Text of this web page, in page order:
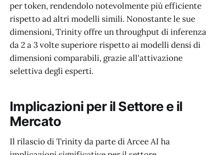
per token, rendendolo notevolmente più efficiente
rispetto ad altri modelli simili. Nonostante le sue
dimensioni, Trinity offre un throughput di inferenza
da 2 a 3 volte superiore rispetto ai modelli densi di
dimensioni comparabili, grazie all'attivazione
selettiva degli esperti.
Implicazioni per il Settore e il
Mercato
Il rilascio di Trinity da parte di Arcee AI ha